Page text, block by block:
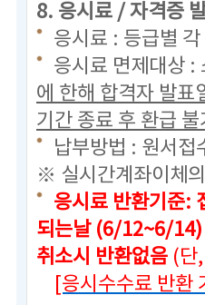
8. 응시료 / 자격증
응시료 : 등급별
응시료 면제대상 :
에 한해 합격자 발표
기간 종료 후 환급
납부방법 : 원서접
※ 실시간계좌이체
응시료 반환기준:
되는날 (6/12~6/14)
취소시 반환없음 (단
[응시수수료 반환